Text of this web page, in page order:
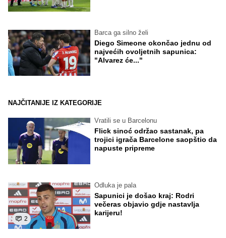
Barca ga silno želi
Diego Simeone okončao jednu od
najvećih ovoljetnih sapunica:
"Alvarez će..."
NAJČITANIJE IZ KATEGORIJE
Vratili se u Barcelonu
Flick sinoć održao sastanak, pa
trojici igrača Barcelone saopštio da
napuste pripreme
2
Odluka je pala
Sapunici je došao kraj: Rodri
večeras objavio gdje nastavlja
karijeru!